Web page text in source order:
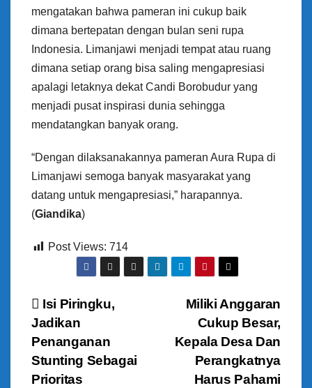
mengatakan bahwa pameran ini cukup baik
dimana bertepatan dengan bulan seni rupa
Indonesia. Limanjawi menjadi tempat atau ruang
dimana setiap orang bisa saling mengapresiasi
apalagi letaknya dekat Candi Borobudur yang
menjadi pusat inspirasi dunia sehingga
mendatangkan banyak orang.
“Dengan dilaksanakannya pameran Aura Rupa di
Limanjawi semoga banyak masyarakat yang
datang untuk mengapresiasi,” harapannya.
(Giandika)
Post Views: 714
N
a
v
Miliki Anggaran
Cukup Besar,
Kepala Desa Dan
Perangkatnya
Harus Pahami
Isi Piringku,
Jadikan
Penanganan
Stunting Sebagai
Prioritas